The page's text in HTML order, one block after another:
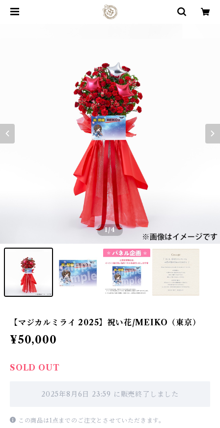
1/4
【マジカルミライ 2025】祝い花/MEIKO（東京）
¥50,000
SOLD OUT
2025年8月6日 23:59 に販売終了しました
この商品は1点までのご注文とさせていただきます。